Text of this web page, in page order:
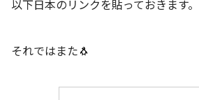
以下日本のリンクを貼っておきます。
それではまた🐧